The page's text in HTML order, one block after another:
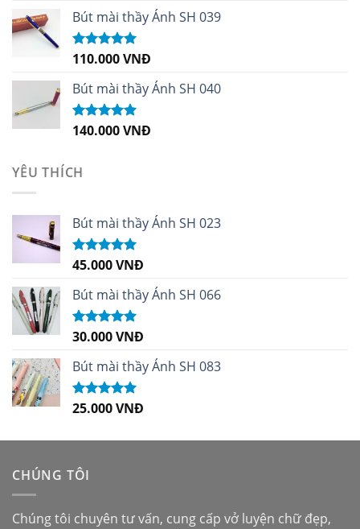
sao
Bút mài thầy Ánh SH 039
Được xếp
sao
110.000VNĐ
Bút mài thầy Ánh SH 040
Được xếp
140.000VNĐ
YÊU THÍCH
Bút mài thầy Ánh SH 023
Được xếp
sao
45.000VNĐ
Bút mài thầy Ánh SH 066
Được xếp
sao
30.000VNĐ
Bút mài thầy Ánh SH 083
Được xếp
25.000VNĐ
CHÚNG TÔI
Chúng tôi chuyên tư vấn, cung cấp vở luyện chữ đẹp,